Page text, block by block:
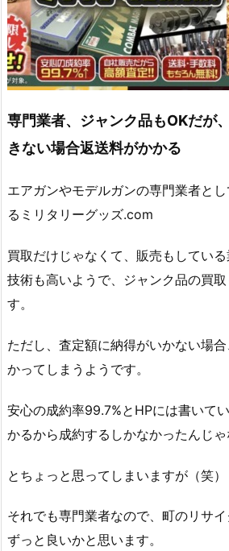
専門業者、ジャンク品もOKだが
きない場合返送料がかかる
エアガンやモデルガンの専門業者と
るミリタリーグッズ.com
買取だけじゃなくて、販売もしてい
技術も高いようで、ジャンク品の買取
す。
ただし、査定額に納得がいかない場
かってしまうようです。
安心の成約率99.7%とHPには書いて
かるから成約するしかなかったんじゃ
とちょっと思ってしまいますが（笑）
それでも専門業者なので、町のリサ
ずっと良いかと思います。